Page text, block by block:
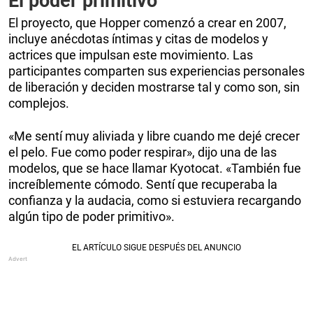
El proyecto, que Hopper comenzó a crear en 2007,
incluye anécdotas íntimas y citas de modelos y
actrices que impulsan este movimiento. Las
participantes comparten sus experiencias personales
de liberación y deciden mostrarse tal y como son, sin
complejos.
«Me sentí muy aliviada y libre cuando me dejé crecer
el pelo. Fue como poder respirar», dijo una de las
modelos, que se hace llamar Kyotocat. «También fue
increíblemente cómodo. Sentí que recuperaba la
confianza y la audacia, como si estuviera recargando
algún tipo de poder primitivo».